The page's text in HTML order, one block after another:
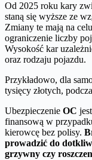
Od 2025 roku kary
staną się wyższe ze
Zmiany te mają na
ograniczenie liczby
Wysokość kar
oraz rodzaju pojazdu.
Przykładowo, dla
tysięcy złotych,
Ubezpieczenie OC
finansową w
kierowcę bez polisy.
prowadzić do
grzywny czy